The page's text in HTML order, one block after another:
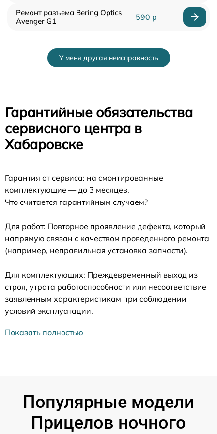
Ремонт разъема Bering Optics
Avenger G1
590 р
У меня другая неисправность
Гарантийные обязательства
сервисного центра в
Хабаровске
Гарантия от сервиса: на смонтированные
комплектующие — до 3 месяцев.
Что считается гарантийным случаем?
Для работ: Повторное проявление дефекта, который
напрямую связан с качеством проведенного ремонта
(например, неправильная установка запчасти).
Для комплектующих: Преждевременный выход из
строя, утрата работоспособности или несоответствие
заявленным характеристикам при соблюдении
условий эксплуатации.
Показать полностью
Популярные модели
Прицелов ночного